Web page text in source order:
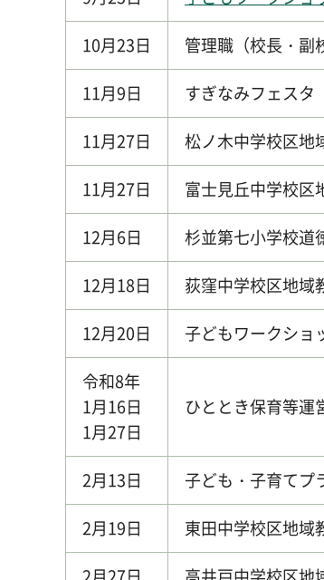
10月23日
管理職（校長・副
11月9日
すぎなみフェスタ
11月27日
松ノ木中学校区地
11月27日
富士見丘中学校区
12月6日
杉並第七小学校道
12月18日
荻窪中学校区地域
12月20日
子どもワークショ
令和8年
1月16日
1月27日
ひととき保育等運
2月13日
子ども・子育てプ
2月19日
東田中学校区地域